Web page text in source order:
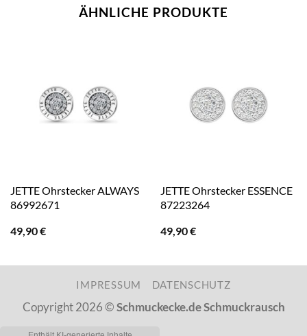
ÄHNLICHE PRODUKTE
JETTE Ohrstecker ALWAYS
86992671
49,90€
JETTE Ohrstecker ESSENCE
87223264
49,90€
IMPRESSUM DATENSCHUTZ
Copyright 2026 ©Schmuckecke.de Schmuckrausch